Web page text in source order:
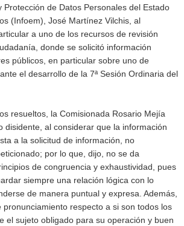
Protección de Datos Personales del Estado
(Infoem), José Martínez Vilchis, al
a uno de los recursos de revisión
donde se solicitó información
públicos, en particular sobre uno de
el desarrollo de la 7ª Sesión Ordinaria del
resueltos, la Comisionada Rosario Mejía
disidente, al considerar que la información
a la solicitud de información, no
por lo que, dijo, no se da
de congruencia y exhaustividad, pues
siempre una relación lógica con lo
de manera puntual y expresa. Además,
pronunciamiento respecto a si son todos los
el sujeto obligado para su operación y buen